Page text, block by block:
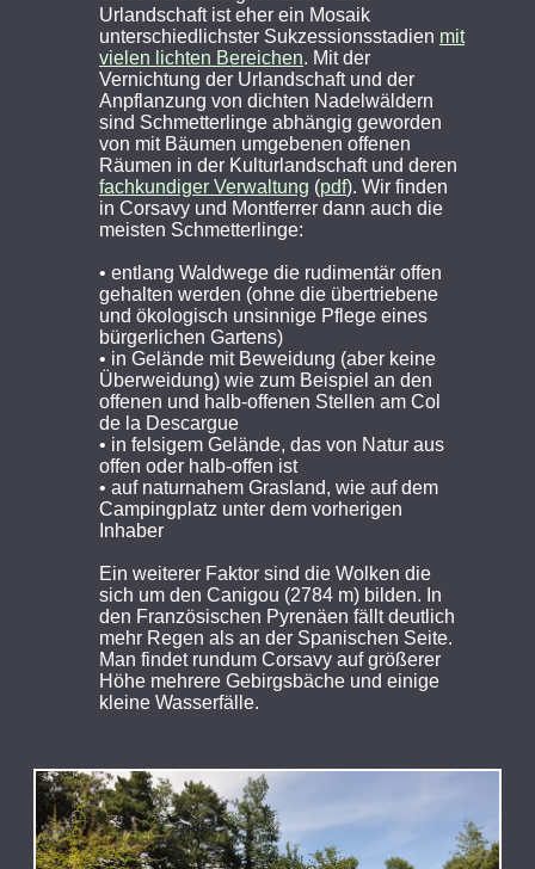
Urlandschaft ist eher ein Mosaik
unterschiedlichster Sukzessionsstadien mit
vielen lichten Bereichen. Mit der
Vernichtung der Urlandschaft und der
Anpflanzung von dichten Nadelwäldern
sind Schmetterlinge abhängig geworden
von mit Bäumen umgebenen offenen
Räumen in der Kulturlandschaft und deren
fach­kun­diger Verwaltung (pdf). Wir finden
in Corsavy und Montferrer dann auch die
meisten Schmetterlinge:
• entlang Waldwege die ru­di­men­tär offen
gehalten werden (ohne die übertriebene
und ökologisch unsinnige Pflege eines
bürgerlichen Gartens)
• in Gelände mit Beweidung (aber keine
Überweidung) wie zum Beispiel an den
offenen und halb-offenen Stellen am Col
de la Descargue
• in felsigem Gelände, das von Natur aus
offen oder halb-offen ist
• auf naturnahem Grasland, wie auf dem
Campingplatz unter dem vorherigen
Inhaber
Ein weiterer Faktor sind die Wolken die
sich um den Canigou (2784 m) bilden. In
den Französischen Pyrenäen fällt deutlich
mehr Regen als an der Spanischen Seite.
Man findet rundum Corsavy auf größerer
Höhe mehrere Gebirgsbäche und einige
kleine Wasserfälle.